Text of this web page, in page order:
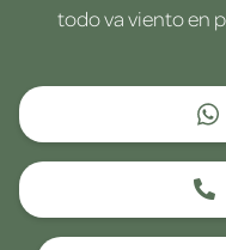
todo va viento en